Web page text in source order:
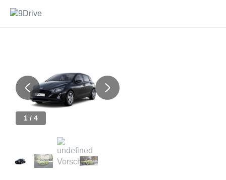
Previous Next
1 / 4